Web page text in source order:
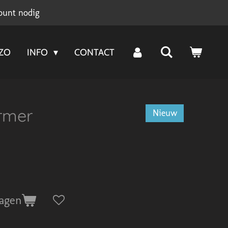
nodig
INFO CONTACT
Nieuw